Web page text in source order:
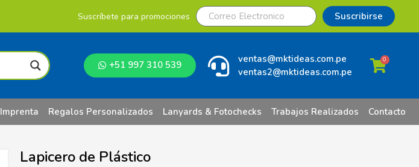
Suscríbete para promociones Suscribirse
+51 997 310 539
ventas@mktideas.com.pe
ventas2@mktideas.com.pe
0
Imprenta Regalos Personalizados Lanyards & Fotochecks Trabajos Realizados Contacto
Lapicero de Plástico